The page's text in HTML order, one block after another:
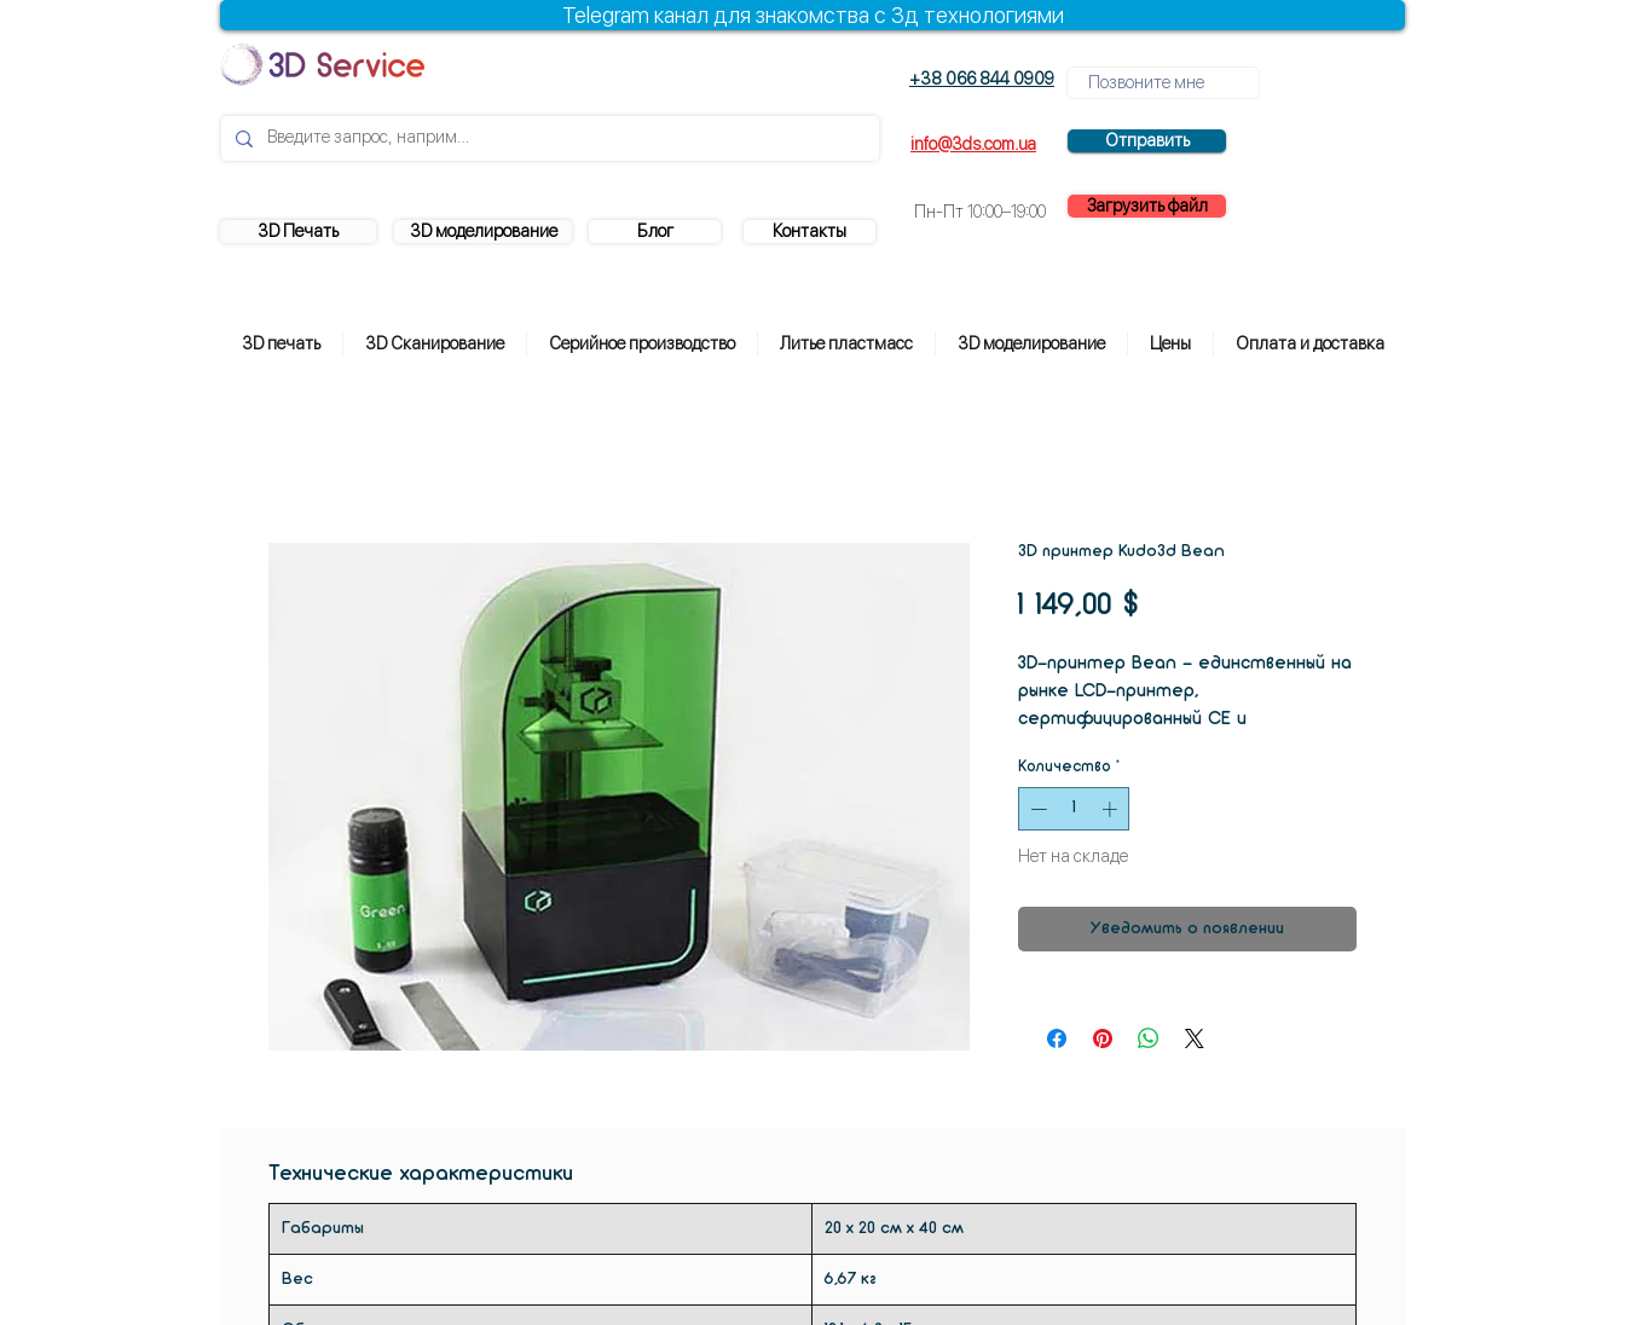
Telegram канал для знакомства с 3д технологиями
3D Печать 3D моделирование Блог Контакты
+38 066 844 0909
info@3ds.com.ua Отправить
Пн-Пт10:00–19:00 Загрузить файл
3D печать 3D Сканирование Серийное производство Литье пластмасс 3D моделирование Цены Оплата и доставка
3D принтер Kudo3d Bean
1 149,00 $Цена
3D-принтер Bean - единственный на
рынке LCD-принтер,
сертифицированный CE и
ювелирных изделий,
стоматологических, медицинских,
инженерных и художественных целей.
Количество *
Нет на складе
Уведомить о появлении
Технические характеристики
Габариты 20 х 20 см х 40 см
Вес 6,67 кг